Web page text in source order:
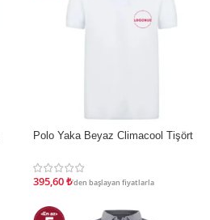
İNDIRIM
Polo Yaka Beyaz Climacool Tişört
395,60₺'den başlayan fiyatlarla